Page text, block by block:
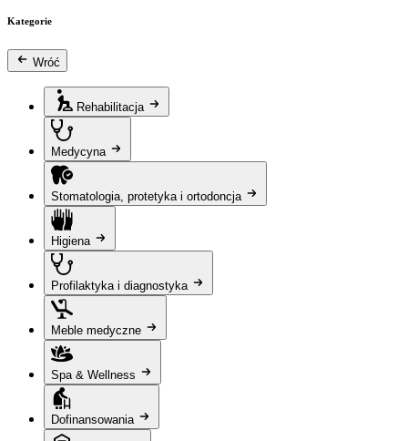
Kategorie
Wróć
Rehabilitacja
Medycyna
Stomatologia, protetyka i ortodoncja
Higiena
Profilaktyka i diagnostyka
Meble medyczne
Spa & Wellness
Dofinansowania